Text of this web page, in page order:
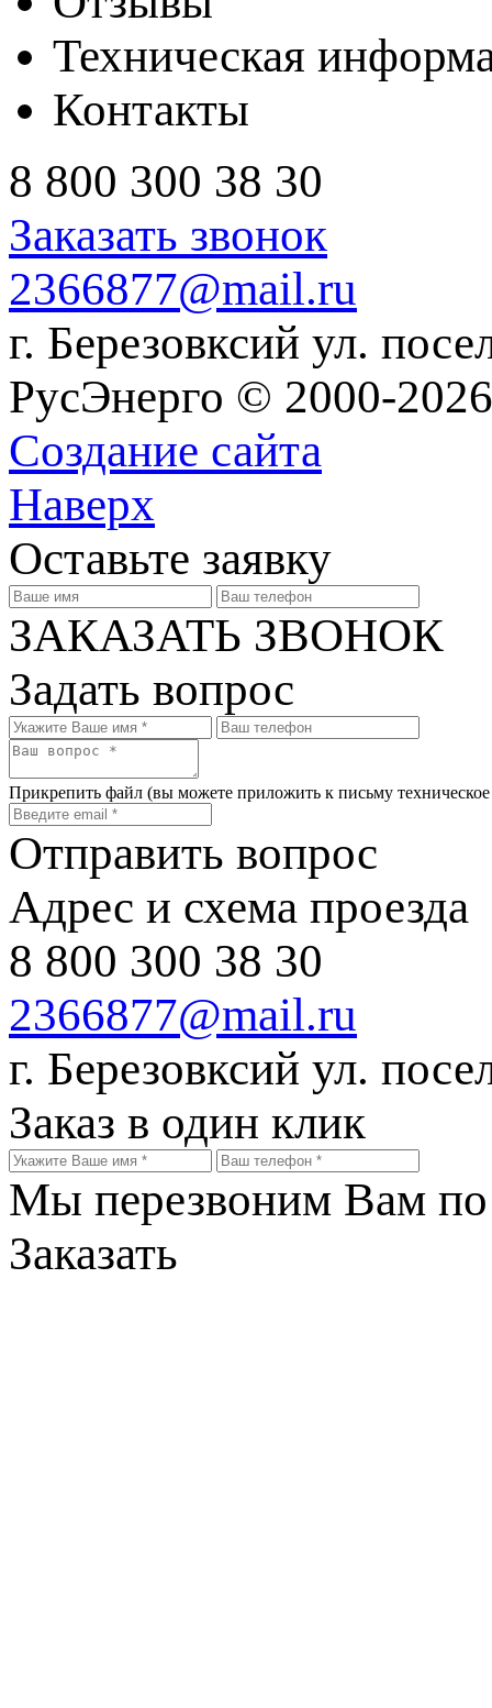
Техническая
Контакты
8 800 300 38 30
Заказать звонок
2366877@mail.ru
г. Березовксий ул.
РусЭнерго © 2000-
Создание сайта
Наверх
Оставьте заявку
ЗАКАЗАТЬ ЗВОНОК
Задать вопрос
Прикрепить файл (вы можете приложить к письму
Отправить вопрос
Адрес и схема проезда
8 800 300 38 30
2366877@mail.ru
г. Березовксий ул.
Заказ в один клик
Мы перезвоним Вам по
Заказать